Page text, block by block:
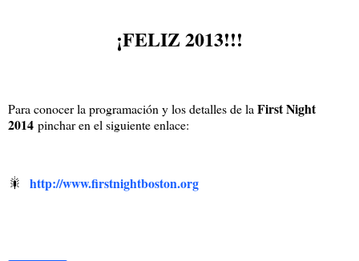
¡FELIZ 2013!!!
Para conocer la programación y los detalles de la First Night
2014 pinchar en el siguiente enlace:
🎇 http://www.firstnightboston.org